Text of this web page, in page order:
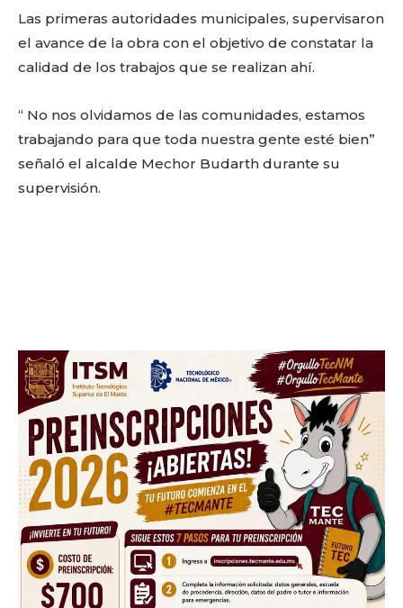
Facebook
Twitter
EmailWhatsApp
Copy
Link
Gmail
Telegram
Don't miss
Las primeras autoridades municipales, supervisaron
el avance de la obra con el objetivo de constatar la
calidad de los trabajos que se realizan ahí.
“ No nos olvidamos de las comunidades, estamos
trabajando para que toda nuestra gente esté bien”
señaló el alcalde Mechor Budarth durante su
supervisión.